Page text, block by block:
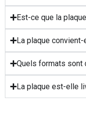
Est-ce que la
La plaque
Quels formats sont
La plaque est-elle